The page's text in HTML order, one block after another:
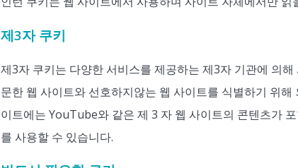
제3자 쿠키
제3자 쿠키는 다양한 서비스를 제공하는 제3자 기관에 의
문한 웹 사이트와 선호하지않는 웹 사이트를 식별하기 위
이트에는 YouTube와 같은 제 3 자 웹 사이트의 콘텐츠가
를 사용할 수 있습니다.